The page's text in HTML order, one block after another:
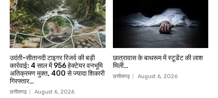
उदंती-सीतानदी टाइगर रिजर्व की बड़ी
कार्रवाई: 4 साल में 956 हेक्टेयर वनभूमि
अतिक्रमण मुक्त, 400 से ज्यादा शिकारी
गिरफ्तार…
छत्तीसगढ़ August 6, 2026
छात्रावास के बाथरूम में स्टूडेंट की लाश
मिली…
छत्तीसगढ़ August 6, 2026